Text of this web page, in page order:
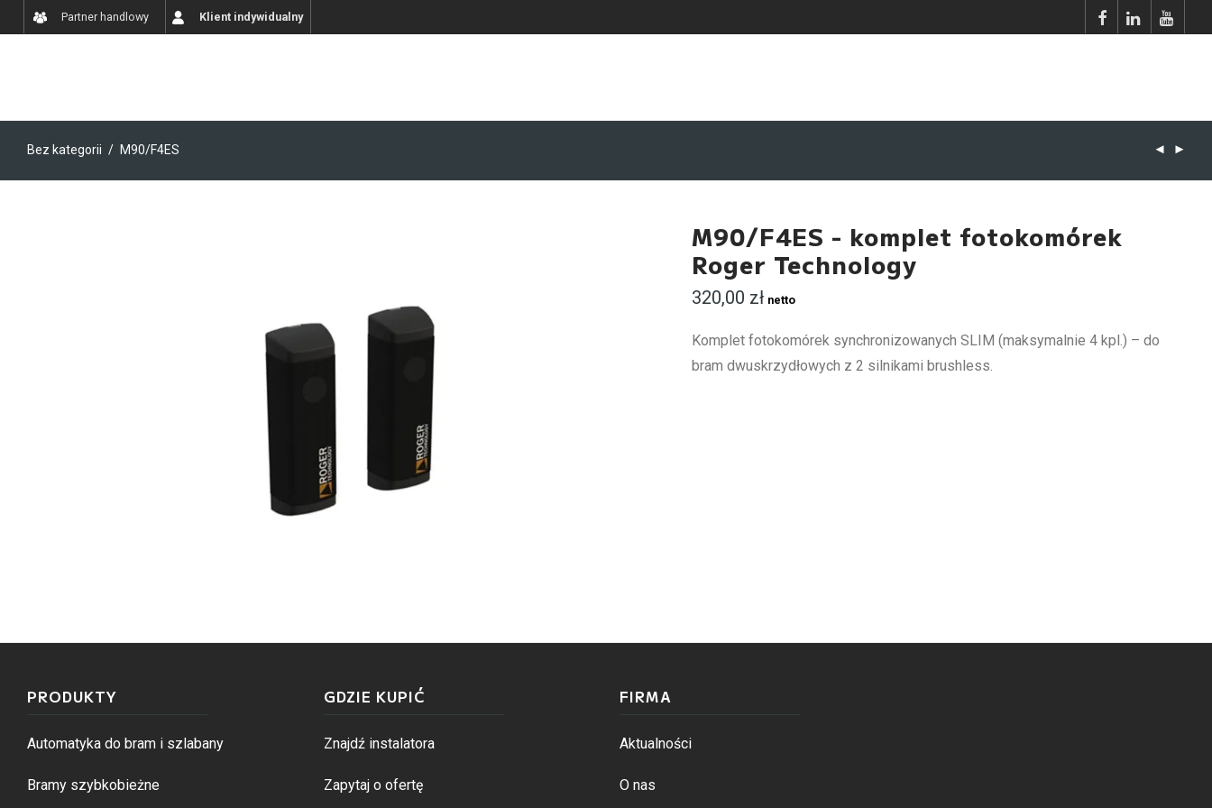
Partner handlowy Klient indywidualny
Bez kategorii / M90/F4ES
M90/F4ES - komplet fotokomórek
Roger Technology
320,00 zł netto
Komplet fotokomórek synchronizowanych SLIM (maksymalnie 4 kpl.) – do
bram dwuskrzydłowych z 2 silnikami brushless.
PRODUKTY
Automatyka do bram i szlabany
Bramy szybkobieżne
GDZIE KUPIĆ
Znajdź instalatora
Zapytaj o ofertę
FIRMA
Aktualności
O nas